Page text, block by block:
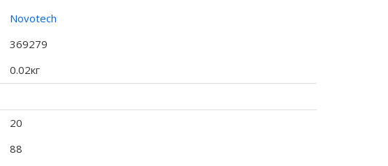
Novotech
369279
0.02кг
20
88